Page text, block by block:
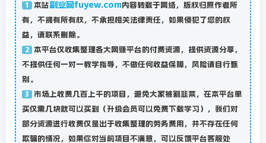
1 本站副业网fuyew.com内容转载于网络，版权归原作者所
有，不拥有所有权，不承担相关法律责任，如果侵犯了您的权
益，请联系删除。
2 本平台仅收集整理各大网赚平台的付费资源，提供资源分享，
不提供任何一对一教学指导，不做任何收益保障，风险请自行甄
别。
3 市场上收费几百上千的项目，避免大家被割韭菜，在本平台单
买仅需几块就可以买到（升级会员可以免费下载学习），我们对
部分资源进行收费仅是出于收集整理的劳务费用，并不存在任何
欺骗的情况，如果你对当前项目不满意，可以反馈平台客服处